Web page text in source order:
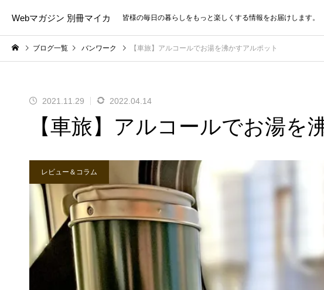
Webマガジン 別冊マイカ 皆様の毎日の暮らしをもっと楽しくする情報をお届けします。
ブログ一覧 バンワーク 【車旅】アルコールでお湯を沸かすアルポット
2021.11.29 2022.04.14
【車旅】アルコールでお湯を
レビュー＆コラム